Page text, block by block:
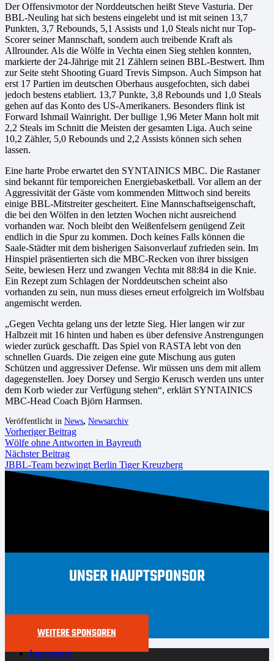
Der Offensivmotor der Norddeutschen heißt Steve Vasturia. Der
BBL-Neuling hat sich bestens eingelebt und ist mit seinen 13,7
Punkten, 3,7 Rebounds, 5,1 Assists und 1,0 Steals nicht nur Top-
Scorer seiner Mannschaft, sondern auch treibende Kraft als
Allrounder. Als die Wölfe in Vechta einen Sieg stehlen konnten,
markierte der 24-Jährige mit 21 Zählern seinen BBL-Bestwert. Ihm
zur Seite steht Shooting Guard Trevis Simpson. Auch Simpson hat
erst 17 Partien im deutschen Oberhaus ausgefochten, sich dabei
jedoch bestens etabliert. 13,7 Punkte, 3,8 Rebounds und 1,0 Steals
gehen auf das Konto des US-Amerikaners. Besonders flink ist
Forward Ishmail Wainright. Der bullige 1,96 Meter Mann holt mit
2,2 Steals im Schnitt die Meisten der gesamten Liga. Auch seine
10,2 Zähler, 5,0 Rebounds und 2,2 Assists können sich sehen
lassen.
Eine harte Probe erwartet den SYNTAINICS MBC. Die Rastaner
sind bekannt für temporeichen Energiebasketball. Vor allem an der
Aggressivität der Gäste vom kommenden Mittwoch sind bereits
einige BBL-Mitstreiter gescheitert. Eine Mannschaftseigenschaft,
die bei den Wölfen in den letzten Wochen nicht ausreichend
vorhanden war. Noch bleibt den Weißenfelsern genügend Zeit
endlich in die Spur zu kommen. Doch keines Falls können die
Saale-Städter mit dem bisherigen Saisonverlauf zufrieden sein. Im
Hinspiel präsentierten sich die MBC-Recken von ihrer bissigen
Seite, bewiesen Herz und zwangen Vechta mit 88:84 in die Knie.
Ein Rezept zum Schlagen der Norddeutschen scheint also
vorhanden zu sein, nun muss dieses erneut erfolgreich im Wolfsbau
angemischt werden.
„Gegen Vechta gelang uns der letzte Sieg. Hier langen wir zur
Halbzeit mit 16 hinten und haben es über defensive Anstrengungen
wieder zurück geschafft. Das Spiel von RASTA lebt von den
schnellen Guards. Die zeigen eine gute Mischung aus guten
Schützen und aggressiver Defense. Wir müssen uns dem mit allem
dagegenstellen. Joey Dorsey und Sergio Kerusch werden uns unter
dem Korb wieder zur Verfügung stehen“, erklärt SYNTAINICS
MBC-Head Coach Björn Harmsen.
Veröffentlicht in News, Newsarchiv
Vorheriger Beitrag
Wölfe ohne Antworten in Bayreuth
Nächster Beitrag
JBBL-Team bezwingt Berlin Tiger Kreuzberg
UNSER HAUPTSPONSOR
WEITERE SPONSOREN
Impressum